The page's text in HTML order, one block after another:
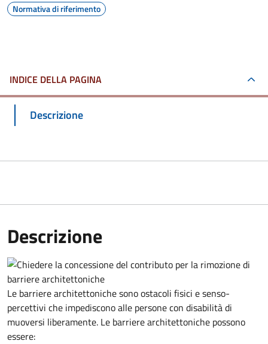
Normativa di riferimento
INDICE DELLA PAGINA
Descrizione
Descrizione
Le barriere architettoniche sono ostacoli fisici e senso-
percettivi che impediscono alle persone con disabilità di
muoversi liberamente. Le barriere architettoniche possono
essere: